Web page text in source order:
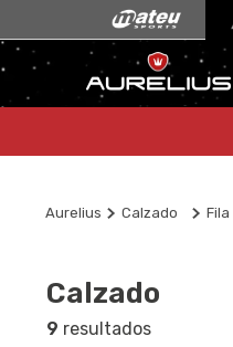
Aurelius Calzado Fila
Calzado
9